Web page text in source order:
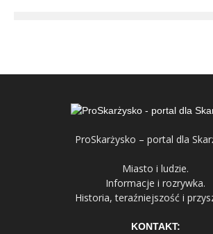
ProSkarżysko – portal dla
Miasto i ludzie.
Informacje i rozrywka.
Historia, teraźniejszość i
KONTAKT: